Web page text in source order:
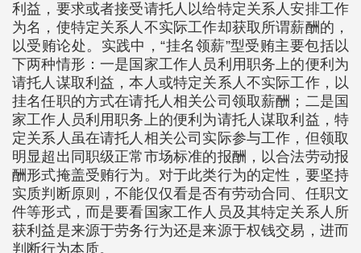
利益，要求或者接受请托人以给特定关系人安排工作
为名，使特定关系人不实际工作却获取所谓薪酬的，
以受贿论处。实践中，“挂名领薪”型受贿主要包括以
下两种情形：一是国家工作人员利用职务上的便利为
请托人谋取利益，本人或特定关系人不实际工作，以
挂名任职的方式在请托人相关公司领取薪酬；二是国
家工作人员利用职务上的便利为请托人谋取利益，特
定关系人虽在请托人相关公司实际参与工作，但领取
明显超出同职级正常市场标准的报酬，以合法劳动报
酬形式掩盖受贿行为。对于此类行为的定性，要坚持
实质判断原则，不能仅仅看是否有劳动合同、任职文
件等形式，而是要看国家工作人员及其特定关系人所
获利益是来源于劳务行为还是来源于权钱交易，进而
判断行为本质。